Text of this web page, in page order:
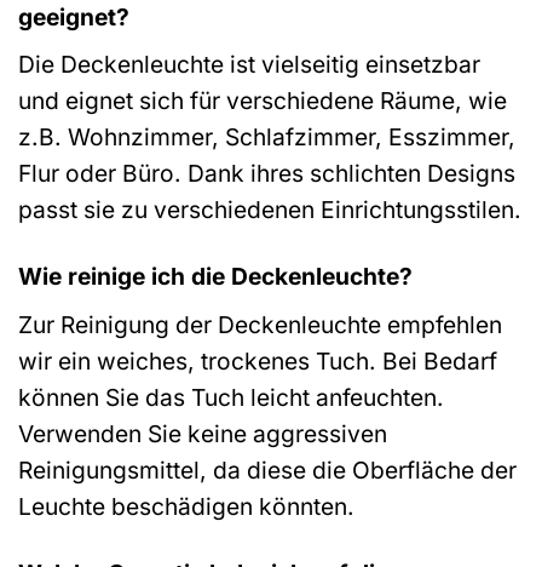
geeignet?
Die Deckenleuchte ist vielseitig einsetzbar
und eignet sich für verschiedene Räume, wie
z.B. Wohnzimmer, Schlafzimmer, Esszimmer,
Flur oder Büro. Dank ihres schlichten Designs
passt sie zu verschiedenen Einrichtungsstilen.
Wie reinige ich die Deckenleuchte?
Zur Reinigung der Deckenleuchte empfehlen
wir ein weiches, trockenes Tuch. Bei Bedarf
können Sie das Tuch leicht anfeuchten.
Verwenden Sie keine aggressiven
Reinigungsmittel, da diese die Oberfläche der
Leuchte beschädigen könnten.